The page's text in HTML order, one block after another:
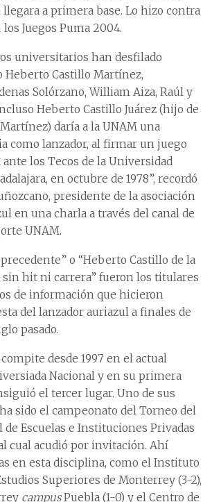
a primera base. Lo hizo contra
los Juegos Puma 2004.
universitarios han desfilado
Heberto Castillo Martínez,
Solórzano, William Aiza, Raúl y
Heberto Castillo Juárez (hijo de
daría a la UNAM una
como lanzador, al firmar un juego
los Tecos de la Universidad
en octubre de 1978”, recordó
presidente de la asociación
en una charla a través del canal de
UNAM.
o “Heberto Castillo de la
hit ni carrera” fueron los titulares
de información que hicieron
del lanzador auriazul a finales de
pasado.
desde 1997 en el actual
Nacional y en su primera
el tercer lugar. Uno de sus
sido el campeonato del Torneo del
de Escuelas e Instituciones Privadas
cual acudió por invitación. Ahí
en esta disciplina, como el Instituto
Superiores de Monterrey (3-2),
campusPuebla (1-0) y el Centro de